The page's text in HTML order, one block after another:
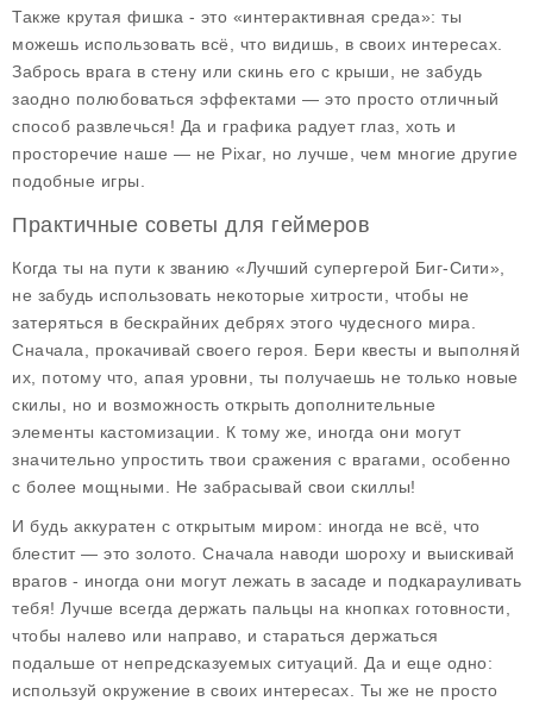
Также крутая фишка - это «интерактивная среда»: ты
можешь использовать всё, что видишь, в своих интересах.
Забрось врага в стену или скинь его с крыши, не забудь
заодно полюбоваться эффектами — это просто отличный
способ развлечься! Да и графика радует глаз, хоть и
просторечие наше — не Pixar, но лучше, чем многие другие
подобные игры.
Практичные советы для геймеров
Когда ты на пути к званию «Лучший супергерой Биг-Сити»,
не забудь использовать некоторые хитрости, чтобы не
затеряться в бескрайних дебрях этого чудесного мира.
Сначала, прокачивай своего героя. Бери квесты и выполняй
их, потому что, апая уровни, ты получаешь не только новые
скилы, но и возможность открыть дополнительные
элементы кастомизации. К тому же, иногда они могут
значительно упростить твои сражения с врагами, особенно
с более мощными. Не забрасывай свои скиллы!
И будь аккуратен с открытым миром: иногда не всё, что
блестит — это золото. Сначала наводи шороху и выискивай
врагов - иногда они могут лежать в засаде и подкарауливать
тебя! Лучше всегда держать пальцы на кнопках готовности,
чтобы налево или направо, и стараться держаться
подальше от непредсказуемых ситуаций. Да и еще одно:
используй окружение в своих интересах. Ты же не просто